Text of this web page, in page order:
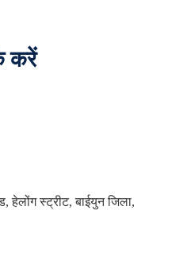
करें
हेलोंग स्ट्रीट, बाईयुन जिला,